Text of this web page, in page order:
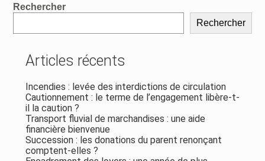
Blog
Rechercher
Rechercher
Articles récents
Incendies : levée des interdictions de circulation
Cautionnement : le terme de l’engagement libère-t-
il la caution ?
Transport fluvial de marchandises : une aide
financière bienvenue
Succession : les donations du parent renonçant
comptent-elles ?